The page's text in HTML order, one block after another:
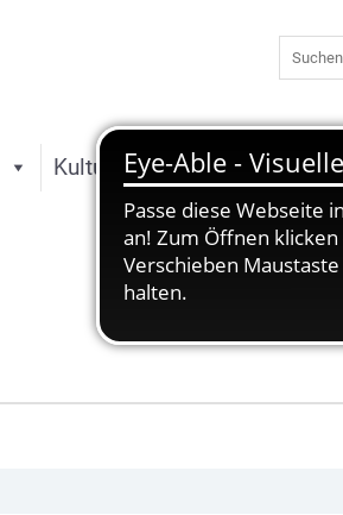
Kultur & Freizeit Bildung